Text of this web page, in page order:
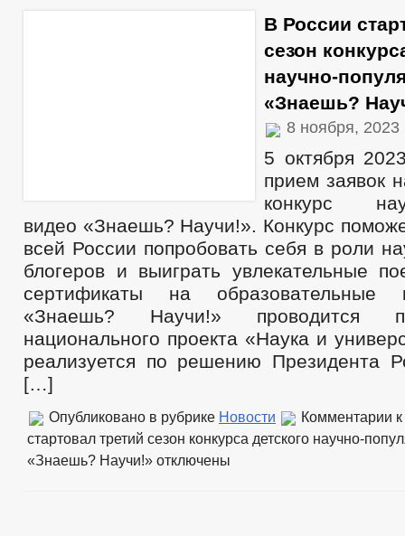
В России
сезон
научно-
«Знаешь?
8 ноября, 2023
5 октября
прием заявок
конкурс
видео «Знаешь? Научи!». Конкурс
всей России попробовать себя в роли
блогеров и выиграть увлекательные
сертификаты на образовательные
«Знаешь? Научи!» проводится
национального проекта «Наука и
реализуется по решению Президента
[…]
Опубликовано в рубрике Новости Комментарии
стартовал третий сезон конкурса детского научно-
«Знаешь? Научи!» отключены